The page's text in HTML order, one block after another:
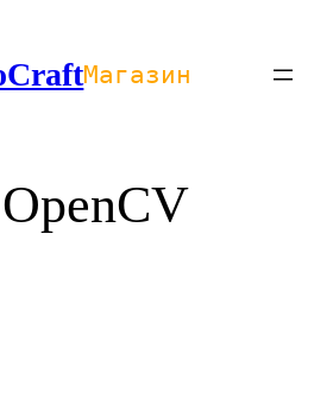
Магазин
OpenCV